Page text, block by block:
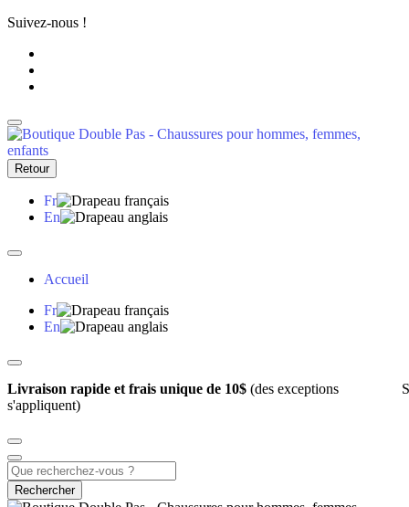
Suivez-nous !
Retour
Fr
En
Accueil
Fr
En
Livraison rapide et frais unique de 10$ (des exceptions
s'appliquent)
Rechercher